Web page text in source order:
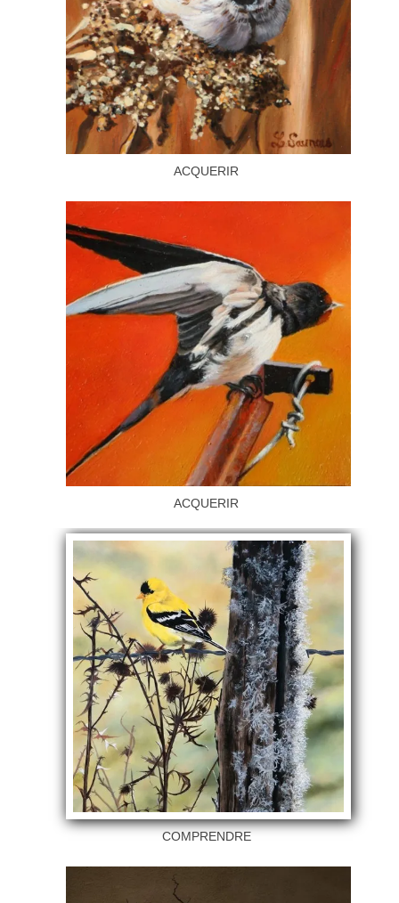
ACQUERIR
ACQUERIR
COMPRENDRE